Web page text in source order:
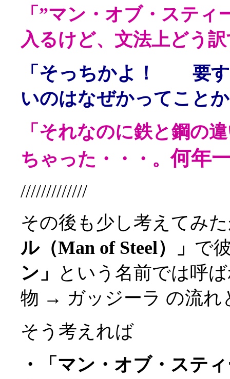
「”マン・オブ・ステ
入るけど、文法上どう
「 そっちかよ！
要す
いのはなぜかってこと
「それなのに鉄と鋼の
ちゃった・・・。何年
/////////////
その後も少し考えてみ
ル（Man of Steel）」 で
ン」
という名前では呼
物 → ガッジーラ の流れ
そう考えれば
・「マン・オブ・ステ